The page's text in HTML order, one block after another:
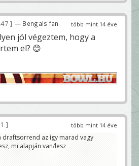
több mint 14 éve
— Bengals fan
jól végeztem, hogy a
el? 😊
több mint 14 éve
draftsorrend az így marad vagy
mi alapján van/lesz